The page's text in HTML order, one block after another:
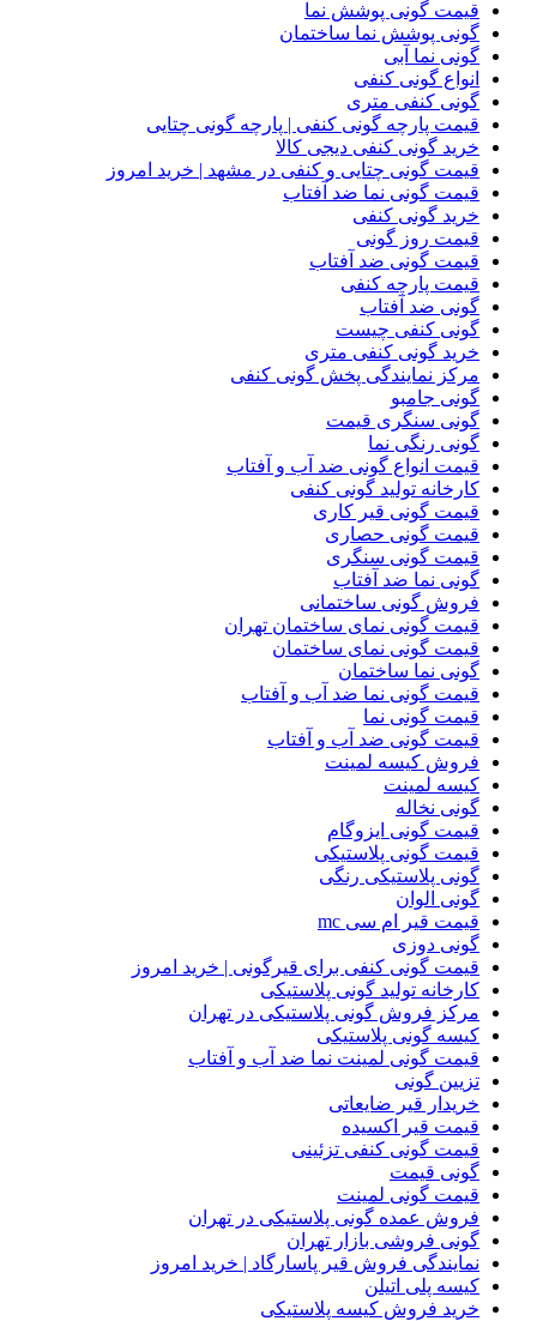
قیمت گونی پوشش نما
گونی پوشش نما ساختمان
گونی نما آبی
انواع گونی کنفی
گونی کنفی متری
قیمت پارچه گونی کنفی | پارچه گونی چتایی
خرید گونی کنفی دیجی کالا
قیمت گونی چتایی و کنفی در مشهد | خرید امروز
قیمت گونی نما ضد آفتاب
خرید گونی کنفی
قیمت روز گونی
قیمت گونی ضد آفتاب
قیمت پارچه کنفی
گونی ضد آفتاب
گونی کنفی چیست
خرید گونی کنفی متری
مرکز نمایندگی پخش گونی کنفی
گونی جامبو
گونی سنگری قیمت
گونی رنگی نما
قیمت انواع گونی ضد آب و آفتاب
کارخانه تولید گونی کنفی
قیمت گونی قیر کاری
قیمت گونی حصاری
قیمت گونی سنگری
گونی نما ضد آفتاب
فروش گونی ساختمانی
قیمت گونی نمای ساختمان تهران
قیمت گونی نمای ساختمان
گونی نما ساختمان
قیمت گونی نما ضد آب و آفتاب
قیمت گونی نما
قیمت گونی ضد آب و آفتاب
فروش کیسه لمینت
کیسه لمینت
گونی نخاله
قیمت گونی ایزوگام
قیمت گونی پلاستیکی
گونی پلاستیکی رنگی
گونی الوان
قیمت قیر ام سی mc
گونی دوزی
قیمت گونی کنفی برای قیرگونی | خرید امروز
کارخانه تولید گونی پلاستیکی
مرکز فروش گونی پلاستیکی در تهران
کیسه گونی پلاستیکی
قیمت گونی لمینت نما ضد آب و آفتاب
تزیین گونی
خریدار قیر ضایعاتی
قیمت قیر اکسیده
قیمت گونی کنفی تزئینی
گونی قیمت
قیمت گونی لمینت
فروش عمده گونی پلاستیکی در تهران
گونی فروشی بازار تهران
نمایندگی فروش قیر پاسارگاد | خرید امروز
کیسه پلی اتیلن
خرید فروش کیسه پلاستیکی